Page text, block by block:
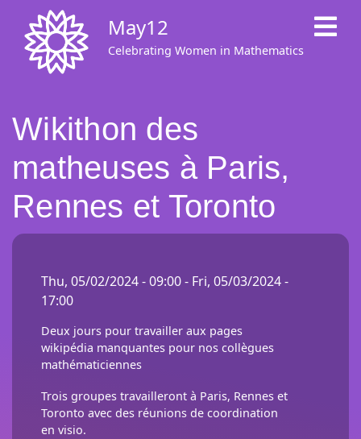
main
content
May12
Celebrating Women in Mathematics
Wikithon des
matheuses à Paris,
Rennes et Toronto
Thu, 05/02/2024 - 09:00- Fri, 05/03/2024 -
17:00
Deux jours pour travailler aux pages
wikipédia manquantes pour nos collègues
mathématiciennes
Trois groupes travailleront à Paris, Rennes et
Toronto avec des réunions de coordination
en visio.